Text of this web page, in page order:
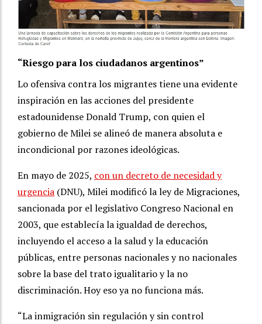
“Riesgo para los ciudadanos argentinos”
Lo ofensiva contra los migrantes tiene una evidente
inspiración en las acciones del presidente
estadounidense Donald Trump, con quien el
gobierno de Milei se alineó de manera absoluta e
incondicional por razones ideológicas.
En mayo de 2025, con un decreto de necesidad y
urgencia (DNU), Milei modificó la ley de Migraciones,
sancionada por el legislativo Congreso Nacional en
2003, que establecía la igualdad de derechos,
incluyendo el acceso a la salud y la educación
públicas, entre personas nacionales y no nacionales
sobre la base del trato igualitario y la no
discriminación. Hoy eso ya no funciona más.
“La inmigración sin regulación y sin control